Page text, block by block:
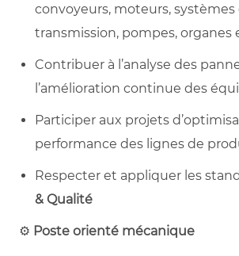
convoyeurs, moteurs, systèmes
transmission, pompes,
Contribuer à l’analyse des
l’amélioration continue des
Participer aux projets
performance des lignes de
Respecter et appliquer les
& Qualité
⚙️ Poste orienté mécanique